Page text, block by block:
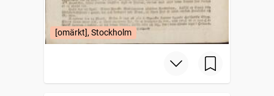
[omärkt], Stockholm